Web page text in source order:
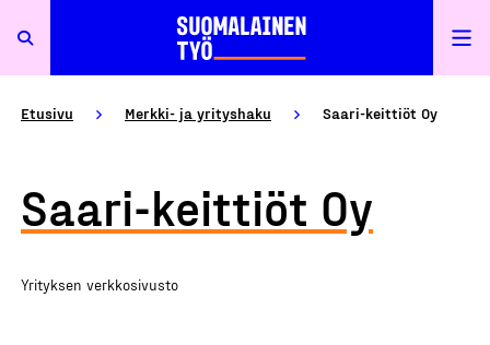
Etusivu Merkki- ja yrityshaku Saari-keittiöt Oy
Saari-keittiöt Oy
Yrityksen verkkosivusto